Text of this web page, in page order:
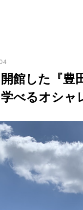
館した『豊
べるオシャ